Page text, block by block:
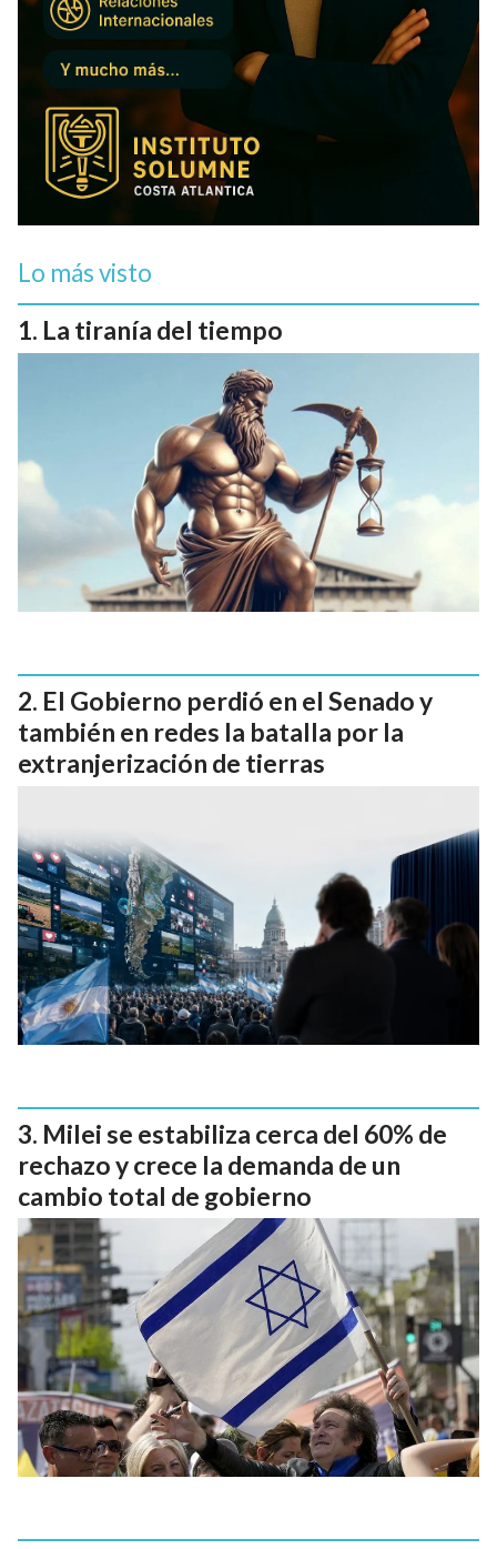
Lo más visto
La tiranía del tiempo
El Gobierno perdió en el Senado y
también en redes la batalla por la
extranjerización de tierras
Milei se estabiliza cerca del 60% de
rechazo y crece la demanda de un
cambio total de gobierno